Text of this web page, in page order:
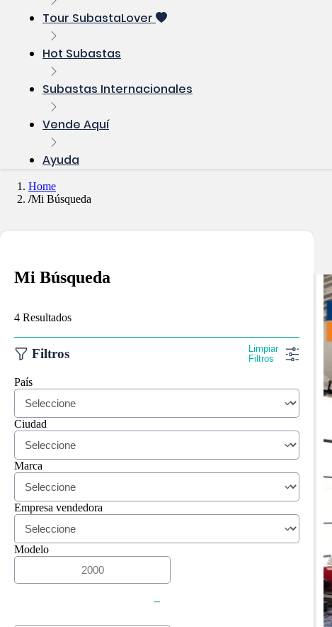
Tour SubastaLover
Hot Subastas
Subastas Internacionales
Vende Aquí
Ayuda
Home
Mi Búsqueda
Mi Búsqueda
4 Resultados
Filtros
Limpiar
Filtros
País
Ciudad
Marca
Empresa vendedora
Modelo
-